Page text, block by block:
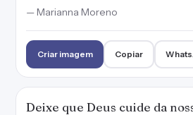
— Marianna Moreno
Criar imagem Copiar
Deixe que Deus cuide da